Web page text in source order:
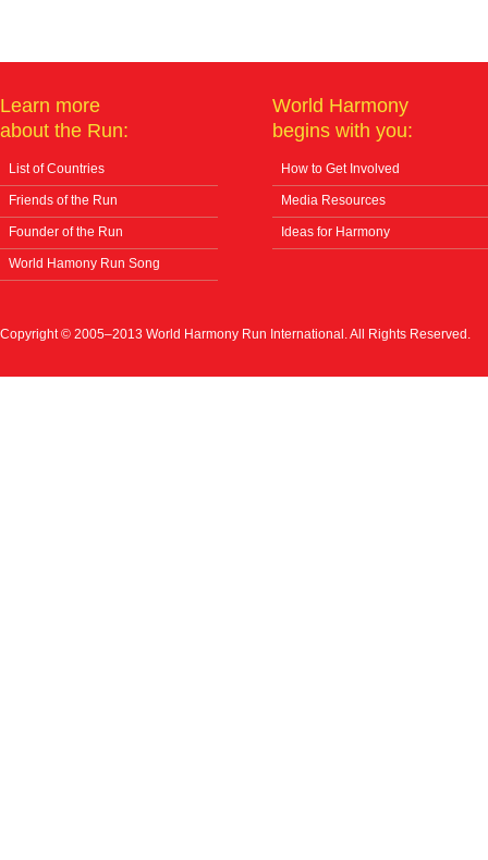
Learn more
about the Run:
List of Countries
Friends of the Run
Founder of the Run
World Hamony Run Song
World Harmony
begins with you:
How to Get Involved
Media Resources
Ideas for Harmony
Copyright © 2005–2013 World Harmony Run International. All Rights Reserved.